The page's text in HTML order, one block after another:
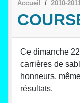
Accueil 2010-
Ce dimanche
carrières de
honneurs,
résultats.